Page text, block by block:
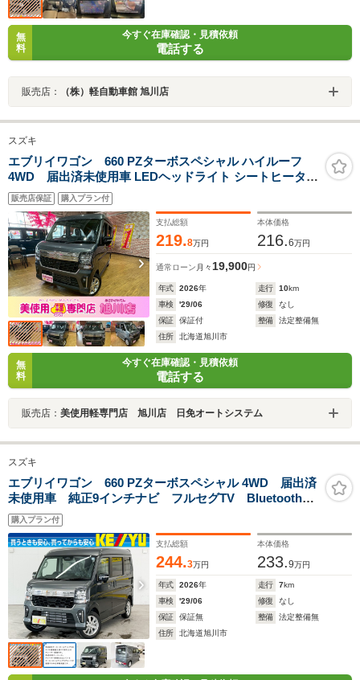
無
料
今すぐ在庫確認・見積依頼
電話する
販売店： （株）軽自動車館 旭川店
スズキ
エブリイワゴン 660 PZターボスペシャル ハイルーフ
4WD 届出済未使用車 LEDヘッドライト シートヒーター
アルミホイール 両側電動スライドドア 衝突被害軽減ブレ
ーキ オートエアコン フォグランプ プッシュスタート コ
ーナーセンサー
販売店保証 購入プラン付
支払総額
219.8万円
本体価格
216.6万円
通常ローン 月々 19,900円
年式 2026年 走行 10km
車検
'29/06 修復
なし
保証
保証付 整備
法定整備無
住所
北海道旭川市
無
料
今すぐ在庫確認・見積依頼
電話する
販売店： 美使用軽専門店 旭川店 日免オートシステム
スズキ
エブリイワゴン 660 PZターボスペシャル 4WD 届出済
未使用車 純正9インチナビ フルセグTV Bluetooth
全方位カメラ 両側電動スライドドア 衝突被害軽減ブ
レーキ レーンアシスト オートハイビーム 電動オー
トステップ ハンドルヒーター クルコン
購入プラン付
支払総額
244.3万円
本体価格
233.9万円
年式 2026年 走行 7km
車検
'29/06 修復
なし
保証
保証無 整備
法定整備無
住所
北海道旭川市